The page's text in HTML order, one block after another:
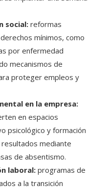
social: reformas
mínimos, como
por enfermedad
mecanismos de
proteger empleos y
en la empresa:
en espacios
psicológico y formación
mediante
de absentismo.
laboral: programas de
a la transición